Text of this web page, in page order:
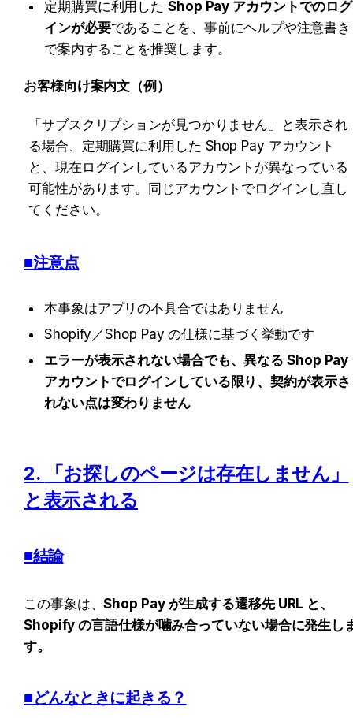
定期購買に利用した Shop Pay アカウントでのログ
インが必要であることを、事前にヘルプや注意書き
で案内することを推奨します。
お客様向け案内文（例）
「サブスクリプションが見つかりません」と表示され
る場合、定期購買に利用した Shop Pay アカウント
と、現在ログインしているアカウントが異なっている
可能性があります。同じアカウントでログインし直し
てください。
■注意点
本事象はアプリの不具合ではありません
Shopify／Shop Pay の仕様に基づく挙動です
エラーが表示されない場合でも、異なる Shop Pay
アカウントでログインしている限り、契約が表示さ
れない点は変わりません
2.
「お探しのページは存在しません」
と表示される
■結論
この事象は、Shop Pay が生成する遷移先 URL と、
Shopify の言語仕様が噛み合っていない場合に発生し
す。
■どんなときに起きる？